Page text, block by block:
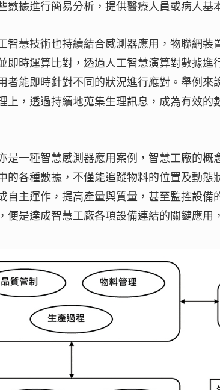
數據進行簡易分析，提供醫療人員或病人基
智慧技術也持續結合感測器應用，物聯網
即時運算比對，透過人工智慧演算對數據
者能即時針對不同的狀況進行應對。舉例
上，透過持續地蒐集生理訊息，成為有效
是一種智慧感測器應用案例，智慧工廠的
的各種數據，不僅能追蹤物料的位置及動
自主運作，提高產量與質量，甚至監控設
便是達成智慧工廠各項設備連結的關鍵應用